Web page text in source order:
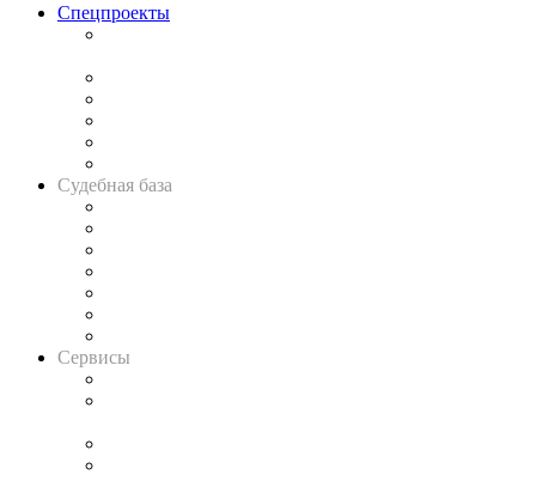
Спецпроекты
Судебная база
Сервисы